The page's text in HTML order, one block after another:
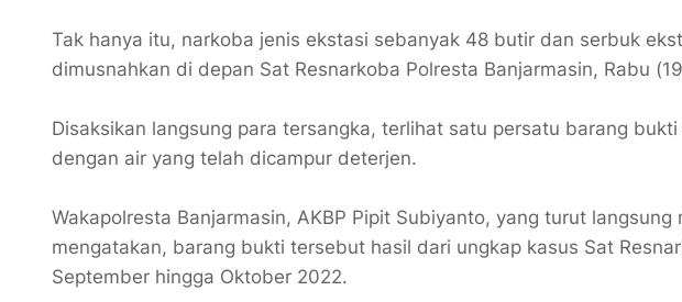
Tak hanya itu, narkoba jenis ekstasi sebanyak 48 butir dan serbuk
dimusnahkan di depan Sat Resnarkoba Polresta Banjarmasin, Rabu
Disaksikan langsung para tersangka, terlihat satu persatu barang
dengan air yang telah dicampur deterjen.
Wakapolresta Banjarmasin, AKBP Pipit Subiyanto, yang turut
mengatakan, barang bukti tersebut hasil dari ungkap kasus Sat
September hingga Oktober 2022.